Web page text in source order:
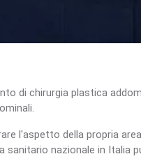
di chirurgia plastica
l'aspetto della propria
nazionale in Italia